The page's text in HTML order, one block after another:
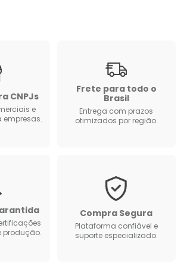
CNPJs
e
empresas.
Frete para todo o
Brasil
Entrega com prazos
otimizados por região.
produção.
Compra Segura
Plataforma confiável e
suporte especializado.